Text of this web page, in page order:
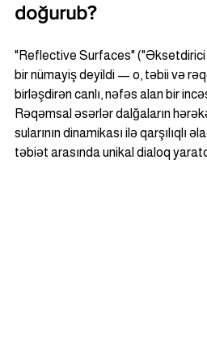
doğurub?
"Reflective Surfaces"
bir nümayiş deyildi — o, təbii və
birləşdirən canlı, nəfəs alan bir
Rəqəmsal əsərlər dalğaların
sularının dinamikası ilə qarşılıqlı
təbiət arasında unikal dialoq